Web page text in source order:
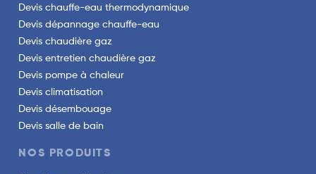
Devis chauffe-eau thermodynamique
Devis dépannage chauffe-eau
Devis chaudière gaz
Devis entretien chaudière gaz
Devis pompe à chaleur
Devis climatisation
Devis désembouage
Devis salle de bain
NOS PRODUITS